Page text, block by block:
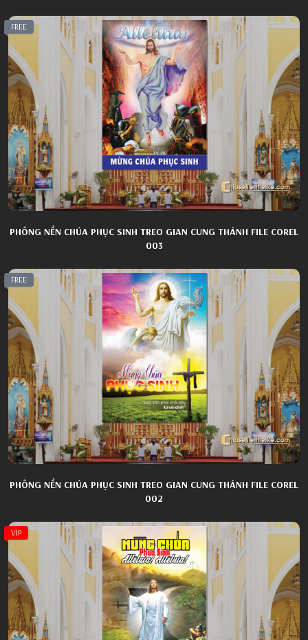
FREE
PHÔNG NỀN CHÚA PHỤC SINH TREO GIAN CUNG THÁNH FILE COREL
003
FREE
PHÔNG NỀN CHÚA PHỤC SINH TREO GIAN CUNG THÁNH FILE COREL
002
VIP